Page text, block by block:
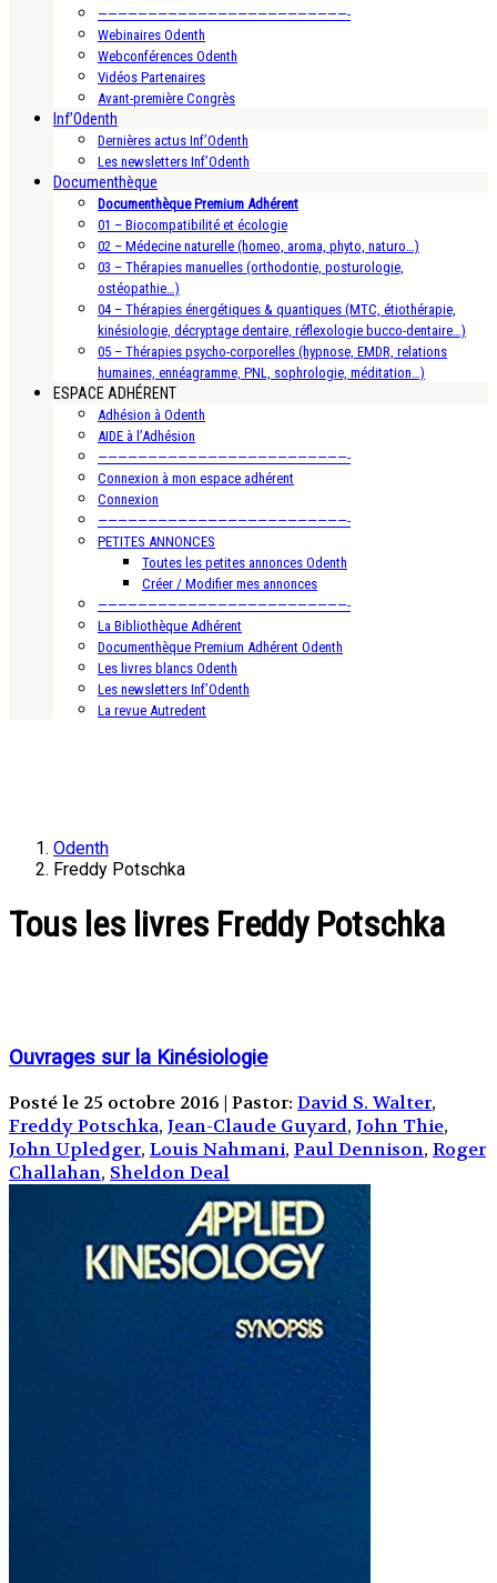
—————————————————————————-
Webinaires Odenth
Webconférences Odenth
Vidéos Partenaires
Avant-première Congrès
Inf’Odenth
Dernières actus Inf’Odenth
Les newsletters Inf’Odenth
Documenthèque
Documenthèque Premium Adhérent
01 – Biocompatibilité et écologie
02 – Médecine naturelle (homeo, aroma, phyto, naturo…)
03 – Thérapies manuelles (orthodontie, posturologie,
ostéopathie…)
04 – Thérapies énergétiques & quantiques (MTC, étiothérapie,
kinésiologie, décryptage dentaire, réflexologie bucco-dentaire…)
05 – Thérapies psycho-corporelles (hypnose, EMDR, relations
humaines, ennéagramme, PNL, sophrologie, méditation…)
ESPACE ADHÉRENT
Adhésion à Odenth
AIDE à l’Adhésion
—————————————————————————-
Connexion à mon espace adhérent
Connexion
—————————————————————————-
PETITES ANNONCES
Toutes les petites annonces Odenth
Créer / Modifier mes annonces
—————————————————————————-
La Bibliothèque Adhérent
Documenthèque Premium Adhérent Odenth
Les livres blancs Odenth
Les newsletters Inf’Odenth
La revue Autredent
Odenth
Freddy Potschka
Tous les livres Freddy Potschka
Ouvrages sur la Kinésiologie
Posté le 25 octobre 2016 | Pastor: David S. Walter,
Freddy Potschka, Jean-Claude Guyard, John Thie,
John Upledger, Louis Nahmani, Paul Dennison, Roger
Challahan, Sheldon Deal